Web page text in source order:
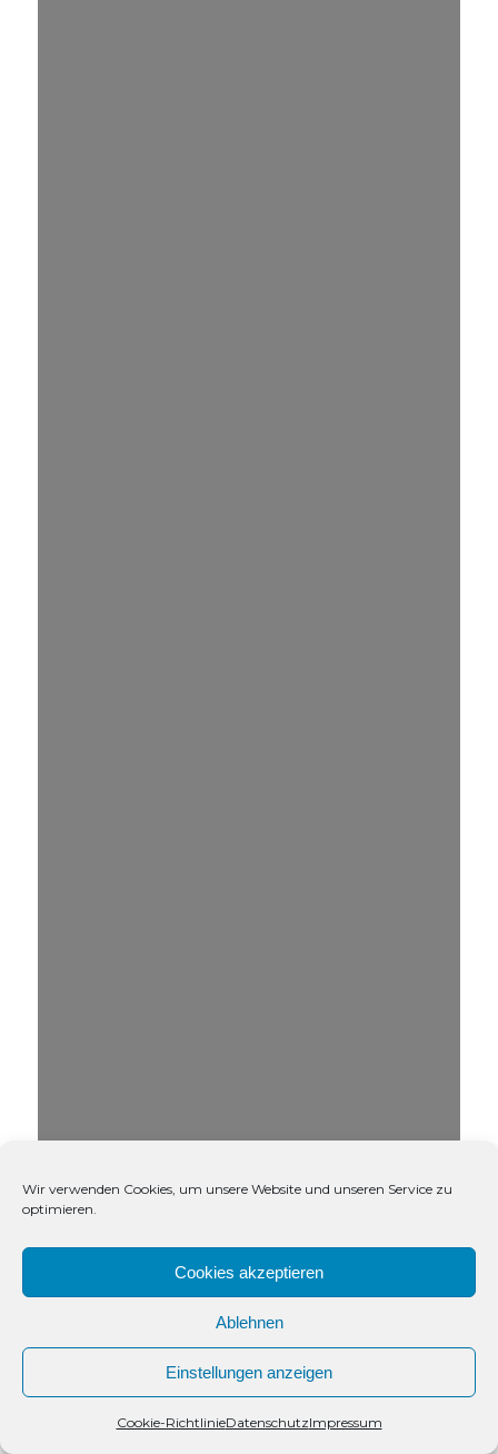
Wir verwenden Cookies, um unsere Website und unseren Service zu
optimieren.
Cookies akzeptieren
Ablehnen
Einstellungen anzeigen
Cookie-RichtlinieDatenschutzImpressum
Kontakt